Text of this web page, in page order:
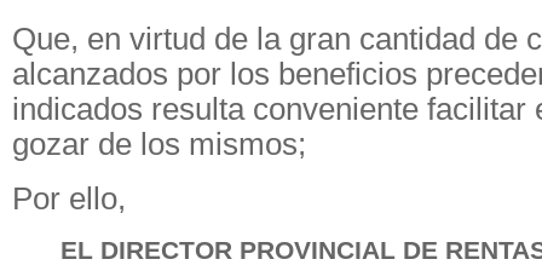
Que, en virtud de la gran cantidad de
alcanzados por los beneficios
indicados resulta conveniente facilitar
gozar de los mismos;
Por ello,
EL DIRECTOR PROVINCIAL DE